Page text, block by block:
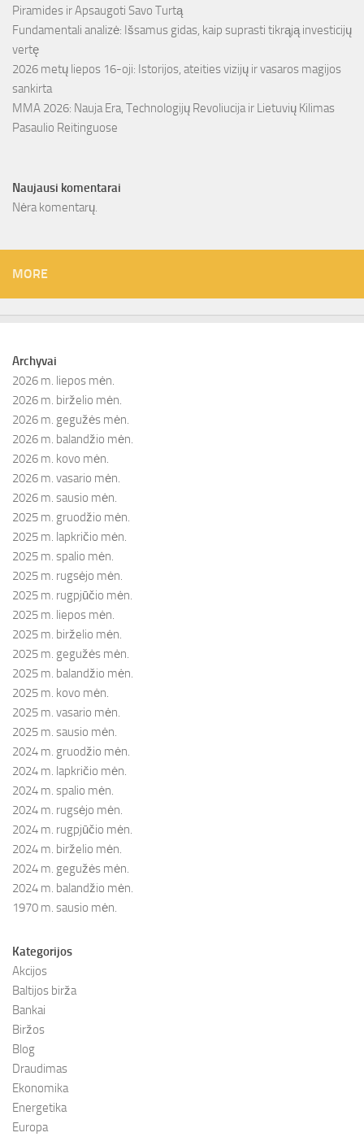
Piramides ir Apsaugoti Savo Turtą
Fundamentali analizė: Išsamus gidas, kaip suprasti tikrąją investicijų
vertę
2026 metų liepos 16-oji: Istorijos, ateities vizijų ir vasaros magijos
sankirta
MMA 2026: Nauja Era, Technologijų Revoliucija ir Lietuvių Kilimas
Pasaulio Reitinguose
Naujausi komentarai
Nėra komentarų.
MORE
Archyvai
2026 m. liepos mėn.
2026 m. birželio mėn.
2026 m. gegužės mėn.
2026 m. balandžio mėn.
2026 m. kovo mėn.
2026 m. vasario mėn.
2026 m. sausio mėn.
2025 m. gruodžio mėn.
2025 m. lapkričio mėn.
2025 m. spalio mėn.
2025 m. rugsėjo mėn.
2025 m. rugpjūčio mėn.
2025 m. liepos mėn.
2025 m. birželio mėn.
2025 m. gegužės mėn.
2025 m. balandžio mėn.
2025 m. kovo mėn.
2025 m. vasario mėn.
2025 m. sausio mėn.
2024 m. gruodžio mėn.
2024 m. lapkričio mėn.
2024 m. spalio mėn.
2024 m. rugsėjo mėn.
2024 m. rugpjūčio mėn.
2024 m. birželio mėn.
2024 m. gegužės mėn.
2024 m. balandžio mėn.
1970 m. sausio mėn.
Kategorijos
Akcijos
Baltijos birža
Bankai
Biržos
Blog
Draudimas
Ekonomika
Energetika
Europa